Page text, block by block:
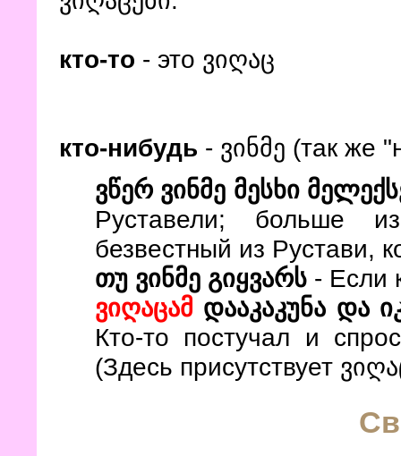
кто-то - это ვიღაც
кто-нибудь - ვინმე (так же
ვწერ ვინმე მესხი
Руставели; больше
безвестный из Рустави,
თუ ვინმე გიყვარს - Если
ვიღაცამ დააკაკუნა და
Кто-то постучал и
(Здесь присутствует